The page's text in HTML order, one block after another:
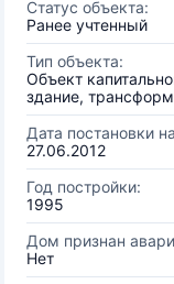
Статус объекта:
Ранее учтенный
Тип объекта:
Объект
здание,
Дата постановки
27.06.2012
Год постройки:
1995
Дом признан
Нет